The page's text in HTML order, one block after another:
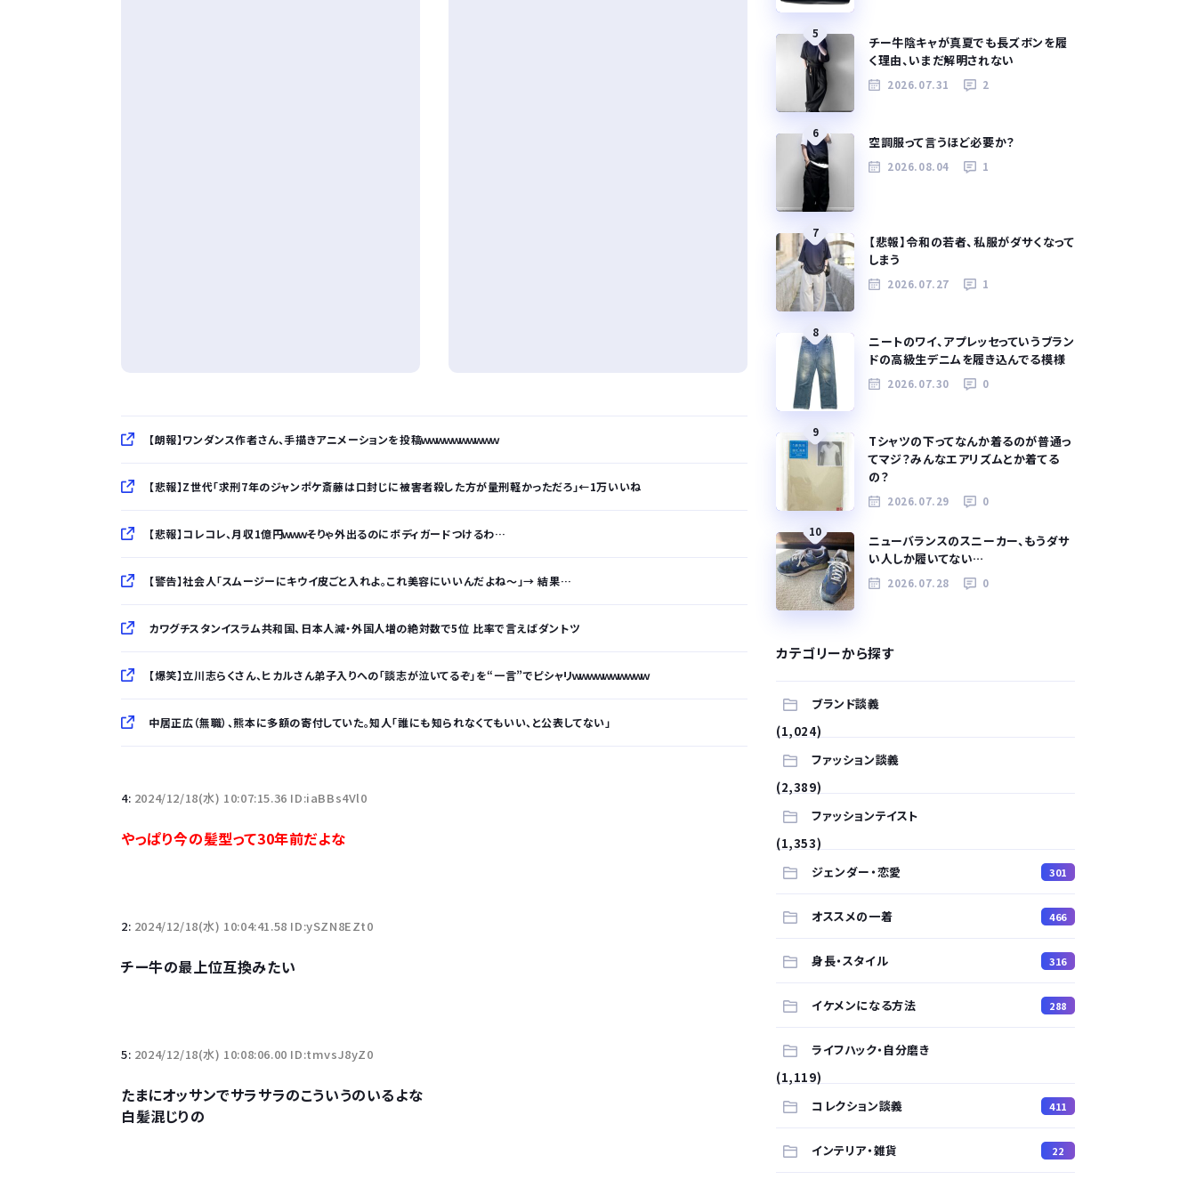
【朗報】ワンダンス作者さん、手描きアニメーションを投稿ｗｗｗｗｗｗｗｗｗｗ
【悲報】Z世代「求刑7年のジャンポケ斎藤は口封じに被害者殺した方が量刑軽かっただろ」←1万いいね
【悲報】コレコレ、月収1億円ｗｗｗそりゃ外出るのにボディガードつけるわ…
【警告】社会人「スムージーにキウイ皮ごと入れよ。これ美容にいいんだよね〜」→ 結果…
カワグチスタンイスラム共和国、日本人減・外国人増の絶対数で5位 比率で言えばダントツ
【爆笑】立川志らくさん、ヒカルさん弟子入りへの「談志が泣いてるぞ」を“一言”でピシャリｗｗｗｗｗｗｗｗｗｗ
中居正広（無職）、熊本に多額の寄付していた。知人「誰にも知られなくてもいい、と公表してない」
4: 2024/12/18(水) 10:07:15.36 ID:iaBBs4Vl0
やっぱり今の髪型って30年前だよな
2: 2024/12/18(水) 10:04:41.58 ID:ySZN8EZt0
チー牛の最上位互換みたい
5: 2024/12/18(水) 10:08:06.00 ID:tmvsJ8yZ0
たまにオッサンでサラサラのこういうのいるよな
白髪混じりの
5
チー牛陰キャが真夏でも長ズボンを履
く理由、いまだ解明されない
2026.07.31 2
6
空調服って言うほど必要か？
2026.08.04 1
7
【悲報】令和の若者、私服がダサくなって
しまう
2026.07.27 1
8
ニートのワイ、アプレッセっていうブラン
ドの高級生デニムを履き込んでる模様
2026.07.30 0
9
Tシャツの下ってなんか着るのが普通っ
てマジ？みんなエアリズムとか着てる
の？
2026.07.29 0
10
ニューバランスのスニーカー、もうダサ
い人しか履いてない…
2026.07.28 0
カテゴリーから探す
ブランド談義
(1,024)
ファッション談義
(2,389)
ファッションテイスト
(1,353)
ジェンダー・恋愛
301
オススメの一着 466
身長・スタイル 316
イケメンになる方法 288
ライフハック・自分磨き
(1,119)
コレクション談義
411
インテリア・雑貨 22